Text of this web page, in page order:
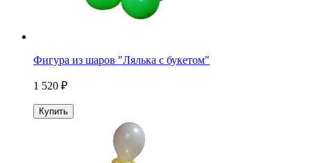
Фигура из шаров "Лялька с букетом"
1 520 ₽
Купить